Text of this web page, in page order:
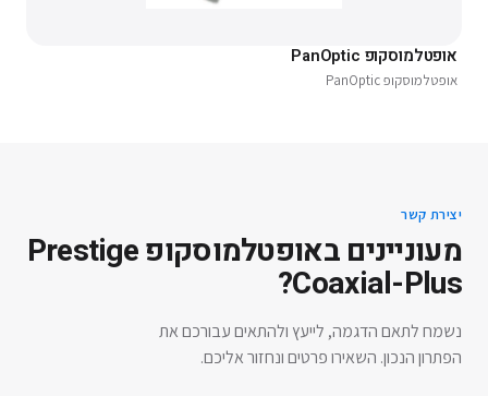
אופטלמוסקופ PanOptic
אופטלמוסקופ PanOptic
יצירת קשר
מעוניינים ב אופטלמוסקופ Prestige
Coaxial-Plus
?
נשמח לתאם הדגמה, לייעץ ולהתאים עבורכם את
הפתרון הנכון. השאירו פרטים ונחזור אליכם.